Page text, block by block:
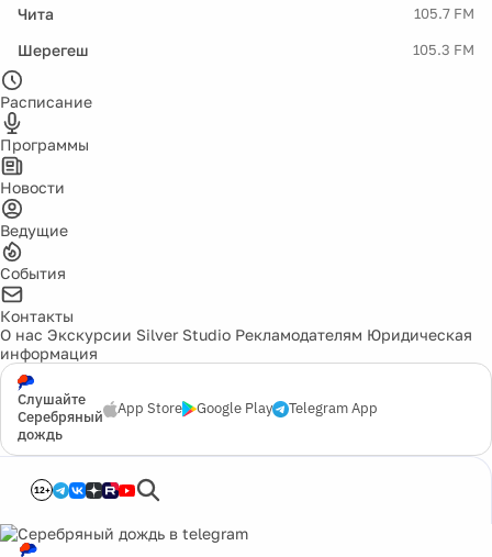
Чита 105.7 FM
Шерегеш 105.3 FM
Расписание
Программы
Новости
Ведущие
События
Контакты
О нас Экскурсии Silver Studio Рекламодателям Юридическая
информация
Слушайте
Серебряный
дождь
App Store Google Play Telegram App
12+